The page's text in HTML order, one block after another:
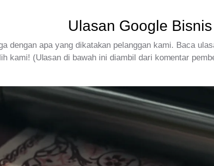
Ulasan Google
dengan apa yang dikatakan pelanggan kami. Baca
kami! (Ulasan di bawah ini diambil dari komentar